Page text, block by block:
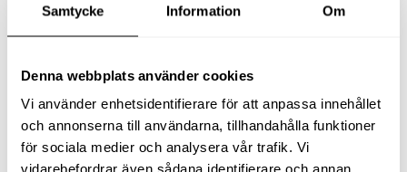
Samtycke Information Om
Denna webbplats använder cookies
Vi använder enhetsidentifierare för att anpassa innehållet
och annonserna till användarna, tillhandahålla funktioner
för sociala medier och analysera vår trafik. Vi
vidarebefordrar även sådana identifierare och annan
Alla produkter
Slangfäste
Textil- & Våtdammsugare
Tillbehör Textil- & våtdammsugare
Adaptrar
Dammsugare